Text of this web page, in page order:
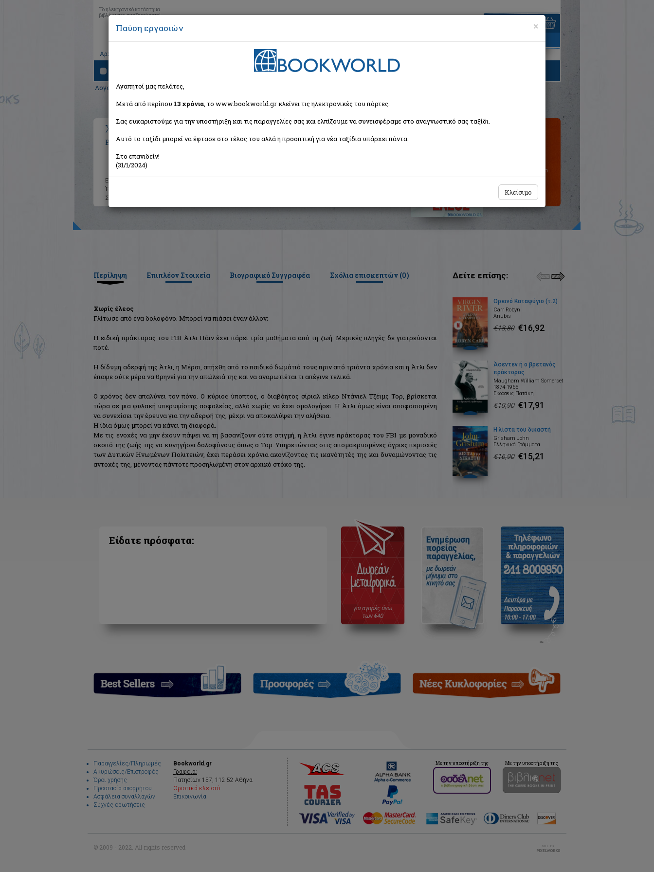
Το ηλεκτρονικό κατάστημα
βιβλίων που αναζητούσατε!
Αρχική
είναι άδειο
Λογοτεχνία>Μεταφρασμένη λογοτεχνία
Χωρίς έλεος
Baldacci David
Εκδότης:
Έτος:
Σελίδες:
Δεν υπάρχει δυνατότητα
παραγγελίας
Περίληψη Επιπλέον Στοιχεία Βιογραφικό Συγγραφέα Σχόλια επισκεπτών (0)
Χωρίς έλεος
Γλίτωσε από ένα δολοφόνο. Μπορεί να πιάσει έναν άλλον;
Η ειδική πράκτορας του FBI Άτλι Πάιν έχει πάρει τρία μαθήματα από τη ζωή: Μερικές πληγές δε γιατρεύονται
ποτέ.
Η δίδυμη αδερφή της Άτλι, η Μέρσι, απήχθη από το παιδικό δωμάτιό τους πριν από τριάντα χρόνια και η Άτλι δεν
έπαψε ούτε μέρα να θρηνεί για την απώλειά της και να αναρωτιέται τι απέγινε τελικά.
Ο χρόνος δεν απαλύνει τον πόνο. Ο κύριος ύποπτος, ο διαβόητος σίριαλ κίλερ Ντάνιελ Τζέιμς Τορ, βρίσκεται
τώρα σε μια φυλακή υπερυψίστης ασφαλείας, αλλά χωρίς να έχει ομολογήσει. Η Άτλι όμως είναι αποφασισμένη
να συνεχίσει την έρευνα για την αδερφή της, μέχρι να αποκαλύψει την αλήθεια.
Η ίδια όμως μπορεί να κάνει τη διαφορά.
Με τις ενοχές να μην έχουν πάψει να τη βασανίζουν ούτε στιγμή, η Άτλι έγινε πράκτορας του FBI με μοναδικό
σκοπό της ζωής της να κυνηγήσει δολοφόνους όπως ο Τορ. Υπηρετώντας στις απομακρυσμένες άγριες περιοχές
των Δυτικών Ηνωμένων Πολιτειών, έχει περάσει χρόνια ακονίζοντας τις ικανότητές της και δυναμώνοντας τις
αντοχές της, μένοντας πάντοτε προσηλωμένη στον αρχικό στόχο της.
Το "Χωρίς έλεος" είναι το πρώτο βιβλίο της νέας σειράς του #1 bestselling συγγραφέα Ντέιβιντ Μπαλντάτσι με
Δείτε επίσης:
Ορεινό Καταφύγιο (τ.2)
Carr Robyn
Anubis
€18,80 €16,92
Άσεντεν ή ο βρετανός
πράκτορας
Maugham William Somerset
1874-1965
Εκδόσεις Πατάκη
€19,90 €17,91
Η λίστα του δικαστή
Grisham John
Ελληνικά Γράμματα
€16,90 €15,21
Είδατε πρόσφατα:
Παραγγελίες/Πληρωμές
Ακυρώσεις/Επιστροφές
Όροι χρήσης
Προστασία απορρήτου
Ασφάλεια συναλλαγών
Συχνές ερωτήσεις
Bookworld.gr
Γραφεία:
Πατησίων 157, 112 52 Αθήνα
Οριστικά κλειστό
Επικοινωνία
Με την υποστήριξη της Με την υποστήριξη της
© 2009 - 2022. All rights reserved
×
Παύση εργασιών
Αγαπητοί μας πελάτες,
Μετά από περίπου 13 χρόνια, το www.bookworld.gr κλείνει τις ηλεκτρονικές του πόρτες.
Σας ευχαριστούμε για την υποστήριξη και τις παραγγελίες σας και ελπίζουμε να συνεισφέραμε στο αναγνωστικό σας ταξίδι.
Αυτό το ταξίδι μπορεί να έφτασε στο τέλος του αλλά η προοπτική για νέα ταξίδια υπάρχει πάντα.
Στο επανιδείν!
(31/1/2024)
Κλείσιμο